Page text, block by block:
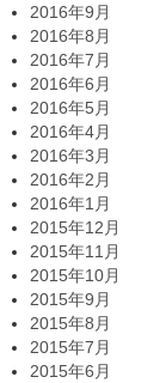
2016年9月
2016年8月
2016年7月
2016年6月
2016年5月
2016年4月
2016年3月
2016年2月
2016年1月
2015年12月
2015年11月
2015年10月
2015年9月
2015年8月
2015年7月
2015年6月